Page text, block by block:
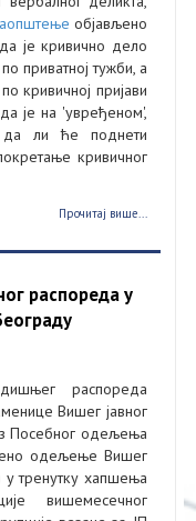
објављено
је кривично дело
приватној тужби, а
кривичној пријави
је на 'увређеном',
да ли ће поднети
кривичног
Прочитај више...
распореда у
распореда
Вишег јавног
Посебног одељења
одељење Вишег
у тренутку хапшења
вишемесечног